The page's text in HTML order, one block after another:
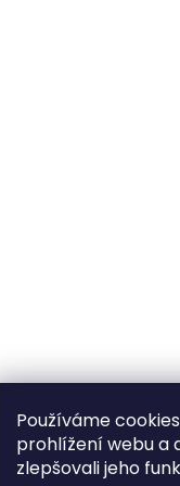
Používáme
prohlížení webu a
zlepšovali jeho